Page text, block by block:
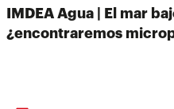
IMDEA Agua | El mar
¿encontraremos